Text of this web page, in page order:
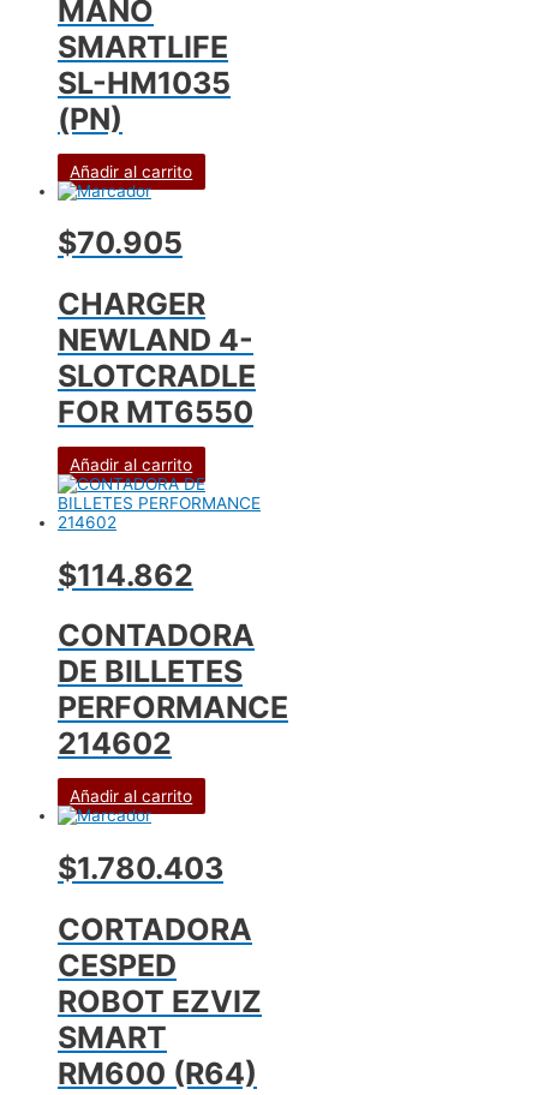
MANO
SMARTLIFE
SL-HM1035
(PN)
Añadir al carrito
$70.905
CHARGER
NEWLAND 4-
SLOTCRADLE
FOR MT6550
Añadir al carrito
$114.862
CONTADORA
DE BILLETES
PERFORMANCE
214602
Añadir al carrito
$1.780.403
CORTADORA
CESPED
ROBOT EZVIZ
SMART
RM600 (R64)